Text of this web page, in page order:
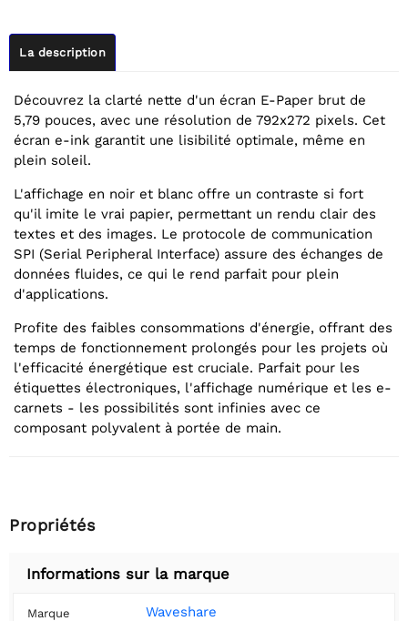
La description
Découvrez la clarté nette d'un écran E-Paper brut de
5,79 pouces, avec une résolution de 792x272 pixels. Cet
écran e-ink garantit une lisibilité optimale, même en
plein soleil.
L'affichage en noir et blanc offre un contraste si fort
qu'il imite le vrai papier, permettant un rendu clair des
textes et des images. Le protocole de communication
SPI (Serial Peripheral Interface) assure des échanges de
données fluides, ce qui le rend parfait pour plein
d'applications.
Profite des faibles consommations d'énergie, offrant des
temps de fonctionnement prolongés pour les projets où
l'efficacité énergétique est cruciale. Parfait pour les
étiquettes électroniques, l'affichage numérique et les e-
carnets - les possibilités sont infinies avec ce
composant polyvalent à portée de main.
Propriétés
Informations sur la marque
Marque Waveshare